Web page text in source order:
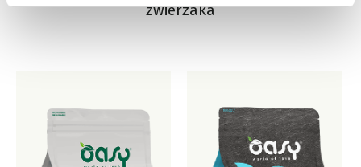
zwierzaka